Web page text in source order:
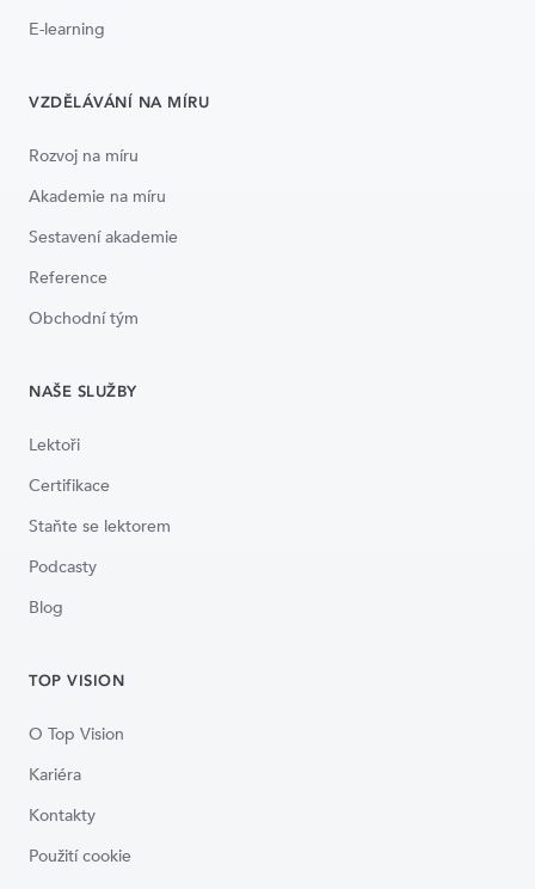
E-learning
VZDĚLÁVÁNÍ NA MÍRU
Rozvoj na míru
Akademie na míru
Sestavení akademie
Reference
Obchodní tým
NAŠE SLUŽBY
Lektoři
Certifikace
Staňte se lektorem
Podcasty
Blog
TOP VISION
O Top Vision
Kariéra
Kontakty
Použití cookie